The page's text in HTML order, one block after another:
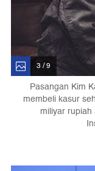
3 / 9
Pasangan Kim
membeli kasur
miliyar